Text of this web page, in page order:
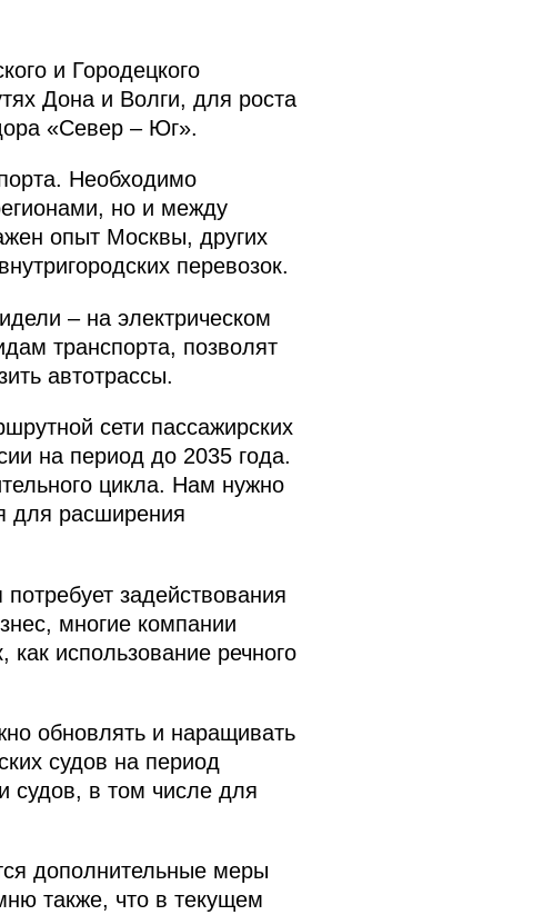
и Городецкого
Дона и Волги, для роста
«Север – Юг».
Необходимо
но и между
опыт Москвы, других
перевозок.
– на электрическом
транспорта, позволят
автотрассы.
сети пассажирских
на период до 2035 года.
цикла. Нам нужно
для расширения
задействования
многие компании
использование речного
обновлять и наращивать
судов на период
судов, в том числе для
дополнительные меры
также, что в текущем